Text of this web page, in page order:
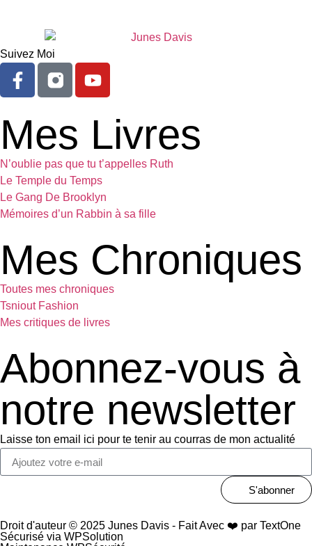
Suivez Moi
Mes Livres
N’oublie pas que tu t’appelles Ruth
Le Temple du Temps
Le Gang De Brooklyn
Mémoires d’un Rabbin à sa fille
Mes Chroniques
Toutes mes chroniques
Tsniout Fashion
Mes critiques de livres
Abonnez-vous à
notre newsletter
Laisse ton email ici pour te tenir au courras de mon actualité
S'abonner
Droit d'auteur © 2025 Junes Davis - Fait Avec ❤️ par TextOne
Sécurisé via WPSolution